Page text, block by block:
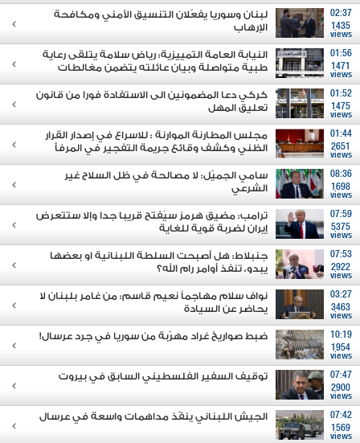
02:37
1435
views
لبنان وسوريا يفعّلان التنسيق الأمني ومكافحة
الإرهاب
01:56
1471
views
النيابة العامة التمييزية: رياض سلامة يتلقى رعاية
طبية متواصلة وبيان عائلته يتضمن مغالطات
01:52
1475
views
كركي دعا المضمونين الى الاستفادة فورا من قانون
تعليق المهل
01:44
2651
views
مجلس المطارنة الموارنة : للاسراع في إصدار القرار
الظني وكشف وقائع جريمة التفجير في المرفأ
08:36
1698
views
سامي الجميّل: لا مصالحة في ظل السلاح غير
الشرعي
07:59
5375
views
ترامب: مضيق هرمز سيُفتح قريبا جدا وإلا ستتعرض
إيران لضربة قوية للغاية
07:53
2922
views
جنبلاط: هل أصبحت السلطة اللبنانية او بعضها
يبدو، تنفذ أوامر رام الله؟
03:27
3463
views
نواف سلام مهاجماً نعيم قاسم: من غامر بلبنان لا
يحاضر عن السيادة
10:19
1954
views
ضبط صواريخ غراد مهرّبة من سوريا في جرد عرسال!
07:47
2900
views
توقيف السفير الفلسطيني السابق في بيروت
07:42
1569
views
الجيش اللبناني ينفّذ مداهمات واسعة في عرسال